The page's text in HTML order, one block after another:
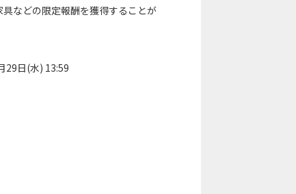
などの限定報酬を獲得することが
29日(水) 13:59